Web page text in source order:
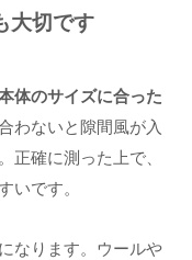
大切です
体のサイズに合った
わないと隙間風が入
正確に測った上で、
いです。
なります。ウールや